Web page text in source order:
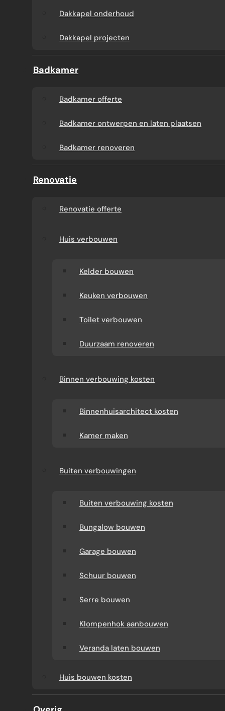
Dakkapel onderhoud
Dakkapel projecten
Badkamer
Badkamer offerte
Badkamer ontwerpen en laten plaatsen
Badkamer renoveren
Renovatie
Renovatie offerte
Huis verbouwen
Kelder bouwen
Keuken verbouwen
Toilet verbouwen
Duurzaam renoveren
Binnen verbouwing kosten
Binnenhuisarchitect kosten
Kamer maken
Buiten verbouwingen
Buiten verbouwing kosten
Bungalow bouwen
Garage bouwen
Schuur bouwen
Serre bouwen
Klompenhok aanbouwen
Veranda laten bouwen
Huis bouwen kosten
WARMTEPOMPEN
RENDEMENT
door mooie beloftes, maar door rendement.